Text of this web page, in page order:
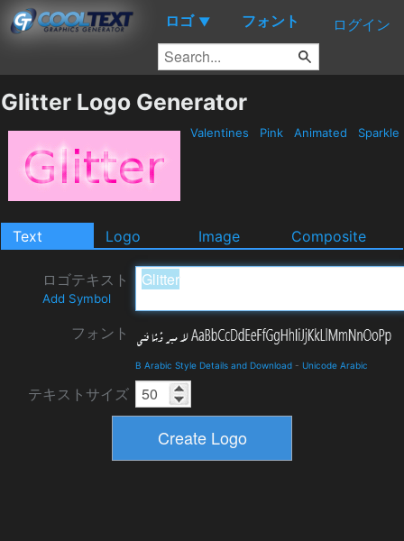
ロゴ ▼ フォント ログイン
Glitter Logo Generator
Valentines Pink Animated Sparkle
Text Logo Image Composite
ロゴテキスト
Add Symbol
フォント
B Arabic Style Details and Download - Unicode Arabic
テキストサイズ